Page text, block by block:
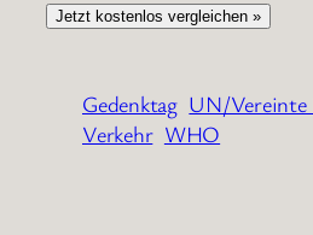
Jetzt kostenlos vergleichen »
Gedenktag UN/Vereinte
Verkehr WHO